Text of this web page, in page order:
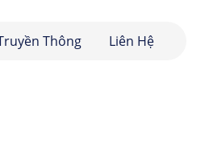
Thông Liên Hệ